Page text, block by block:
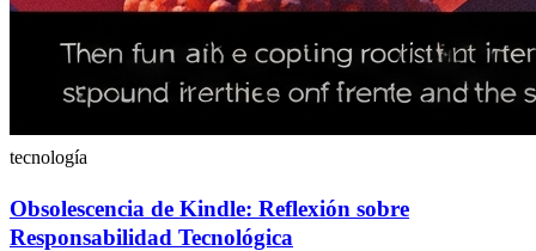
tecnología
Obsolescencia de Kindle: Reflexión sobre
Responsabilidad Tecnológica